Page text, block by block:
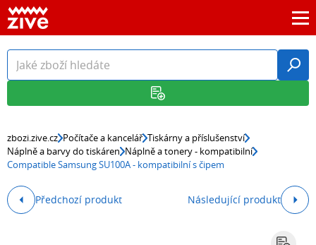
zbozi.zive.cz Počítače a kancelář Tiskárny a příslušenství
Náplně a barvy do tiskáren Náplně a tonery - kompatibilní
Compatible Samsung SU100A - kompatibilní s čipem
Předchozí produkt Následující produkt